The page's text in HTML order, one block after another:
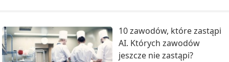
10 zawodów, które zastąpi
AI. Których zawodów
jeszcze nie zastąpi?